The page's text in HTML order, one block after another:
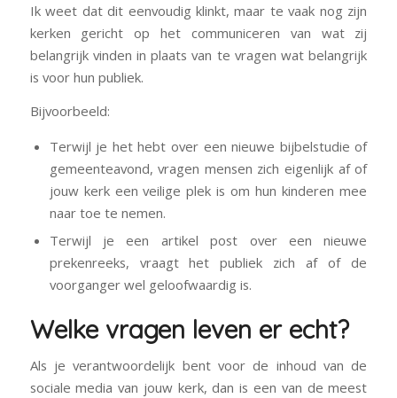
Ik weet dat dit eenvoudig klinkt, maar te vaak nog zijn
kerken gericht op het communiceren van wat zij
belangrijk vinden in plaats van te vragen wat belangrijk
is voor hun publiek.
Bijvoorbeeld:
Terwijl je het hebt over een nieuwe bijbelstudie of
gemeenteavond, vragen mensen zich eigenlijk af of
jouw kerk een veilige plek is om hun kinderen mee
naar toe te nemen.
Terwijl je een artikel post over een nieuwe
prekenreeks, vraagt ​​het publiek zich af of de
voorganger wel geloofwaardig is.
Welke vragen leven er echt?
Als je verantwoordelijk bent voor de inhoud van de
sociale media van jouw kerk, dan is een van de meest